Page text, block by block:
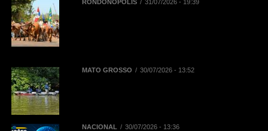
RONDONÓPOLIS 31/07/2026 - 19:39
MATO GROSSO 30/07/2026 - 13:52
NACIONAL 30/07/2026 - 13:36